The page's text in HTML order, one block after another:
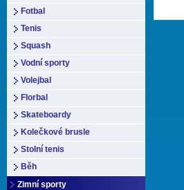
Fotbal
Tenis
Squash
Vodní sporty
Volejbal
Florbal
Skateboardy
Kolečkové brusle
Stolní tenis
Běh
Zimní sporty